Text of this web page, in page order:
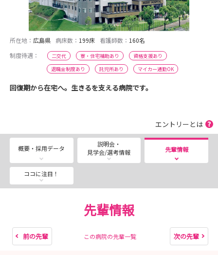
所在地： 広島県 病床数： 199床 看護師数： 160名
制度待遇：
二交代 寮・住宅補助あり
資格支援あり
退職金制度あり
託児所あり マイカー通勤OK
回復期から在宅へ。生きるを支える病院です。
エントリーとは
概要・採用データ
説明会・
見学会/選考情報
先輩情報
ココに注目！
先輩情報
前の先輩 この病院の先輩一覧 次の先輩